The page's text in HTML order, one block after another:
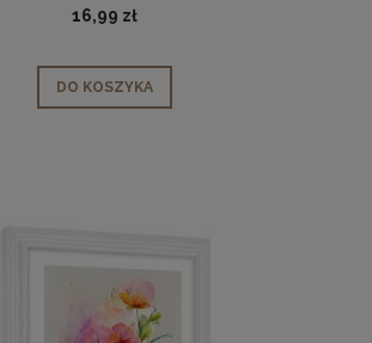
16,99 zł
DO KOSZYKA